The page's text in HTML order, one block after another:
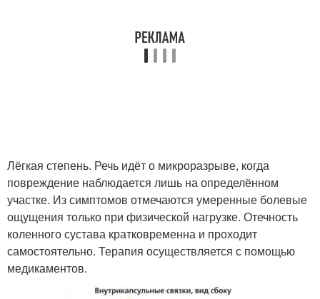
Лёгкая степень. Речь идёт о микроразрыве, когда
повреждение наблюдается лишь на определённом
участке. Из симптомов отмечаются умеренные болевые
ощущения только при физической нагрузке. Отечность
коленного сустава кратковременна и проходит
самостоятельно. Терапия осуществляется с помощью
медикаментов.